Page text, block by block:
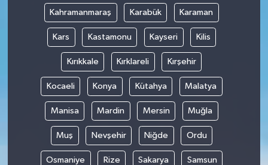
Kahramanmaraş Karabük Karaman
Kars Kastamonu Kayseri Kilis
Kırıkkale Kırklareli Kırşehir
Kocaeli Konya Kütahya Malatya
Manisa Mardin Mersin Muğla
Muş Nevşehir Niğde Ordu
Osmaniye Rize Sakarya Samsun